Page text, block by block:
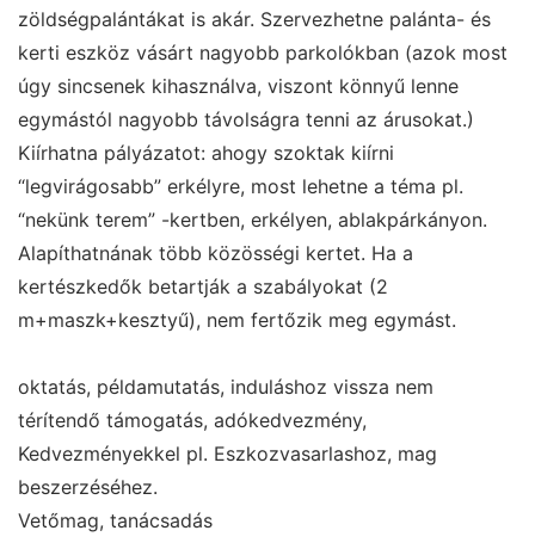
zöldségpalántákat is akár. Szervezhetne palánta- és
kerti eszköz vásárt nagyobb parkolókban (azok most
úgy sincsenek kihasználva, viszont könnyű lenne
egymástól nagyobb távolságra tenni az árusokat.)
Kiírhatna pályázatot: ahogy szoktak kiírni
“legvirágosabb” erkélyre, most lehetne a téma pl.
“nekünk terem” -kertben, erkélyen, ablakpárkányon.
Alapíthatnának több közösségi kertet. Ha a
kertészkedők betartják a szabályokat (2
m+maszk+kesztyű), nem fertőzik meg egymást.
oktatás, példamutatás, induláshoz vissza nem
térítendő támogatás, adókedvezmény,
Kedvezményekkel pl. Eszkozvasarlashoz, mag
beszerzéséhez.
Vetőmag, tanácsadás